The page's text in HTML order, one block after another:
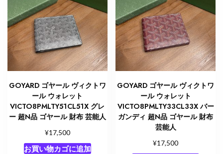
GOYARD ゴヤール ヴィクトワ
ール ウォレット
VICTO8PMLTY51CL51X グレ
ー 超N品 ゴヤール 財布 芸能人
¥17,500
お買い物カゴに追加
GOYARD ゴヤール ヴィクトワ
ール ウォレット
VICTO8PMLTY33CL33X バー
ガンディ 超N品 ゴヤール 財布
芸能人
¥17,500